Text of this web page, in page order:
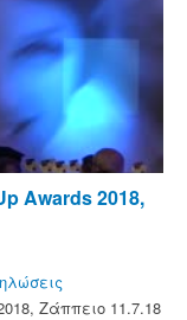
Awards 2018,
Ζάππειο 11.7.18